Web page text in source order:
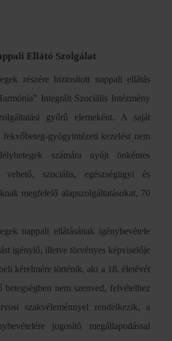
Ellátó Szolgálat
részére biztosított nappali ellátás
Integrált Szociális Intézmény
gyűrű elemeként. A saját
gyógyintézeti kezelést nem
számára nyújt önkéntes
vehető, szociális, egészségügyi és
megfelelő alapszolgáltatásokat, 70
nappali ellátásának igénybevétele
igénylő, illetve törvényes képviselője
kérelmére történik, aki a 18. életévét
betegségben nem szenved, felvételhez
szakvéleménnyel rendelkezik, a
jogosító megállapodással